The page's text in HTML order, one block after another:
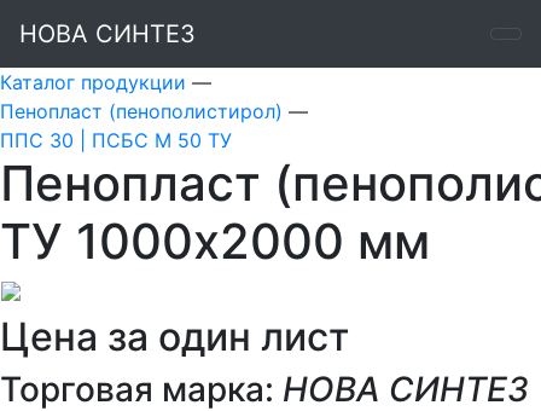
НОВА СИНТЕЗ
Каталог продукции —
Пенопласт (пенополистирол) —
ППС 30 | ПСБС М 50 ТУ
Пенопласт
ТУ 1000х2000 мм
Цена за один лист
Торговая марка: НОВА СИНТЕЗ